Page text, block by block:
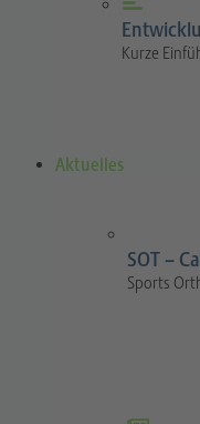
Kurze
Aktuelles
SOT –
Sports